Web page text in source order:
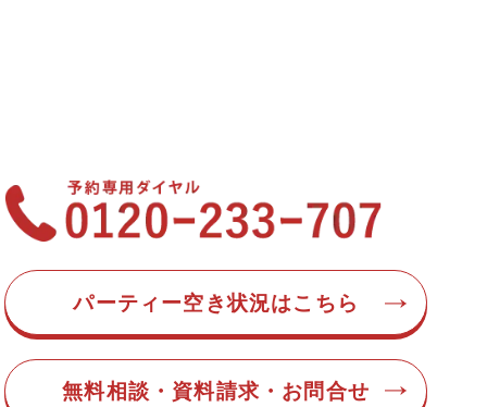
パーティー空き状況はこちら
無料相談・資料請求・お問合せ